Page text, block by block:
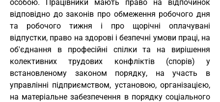
особою. Працівники мають право на відпочинок
відповідно до законів про обмеження робочого дня
та робочого тижня і про щорічні оплачувані
відпустки, право на здорові і безпечні умови праці, на
об'єднання в професійні спілки та на вирішення
колективних трудових конфліктів (спорів) у
встановленому законом порядку, на участь в
управлінні підприємством, установою, організацією,
на матеріальне забезпечення в порядку соціального